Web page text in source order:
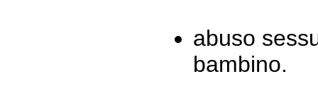
abuso
bambino.